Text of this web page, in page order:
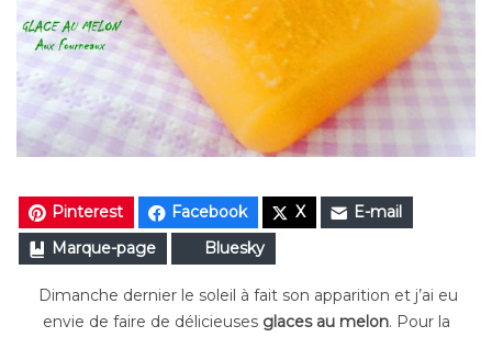
Pinterest Facebook X
E-mail
Marque-page
Bluesky
Dimanche dernier le soleil à fait son apparition et j’ai eu
envie de faire de délicieuses glaces au melon. Pour la